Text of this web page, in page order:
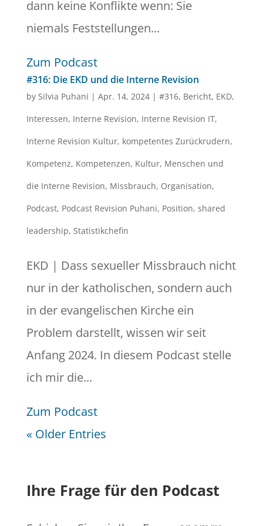
dann keine Konflikte wenn: Sie
niemals Feststellungen...
Zum Podcast
#316: Die EKD und die Interne Revision
by Silvia Puhani | Apr. 14, 2024| #316, Bericht, EKD,
Interessen, Interne Revision, Interne Revision IT,
Interne Revision Kultur, kompetentes Zurückrudern,
Kompetenz, Kompetenzen, Kultur, Menschen und
die Interne Revision, Missbrauch, Organisation,
Podcast, Podcast Revision Puhani, Position, shared
leadership, Statistikchefin
EKD | Dass sexueller Missbrauch nicht
nur in der katholischen, sondern auch
in der evangelischen Kirche ein
Problem darstellt, wissen wir seit
Anfang 2024. In diesem Podcast stelle
ich mir die...
Zum Podcast
« Older Entries
Ihre Frage für den Podcast